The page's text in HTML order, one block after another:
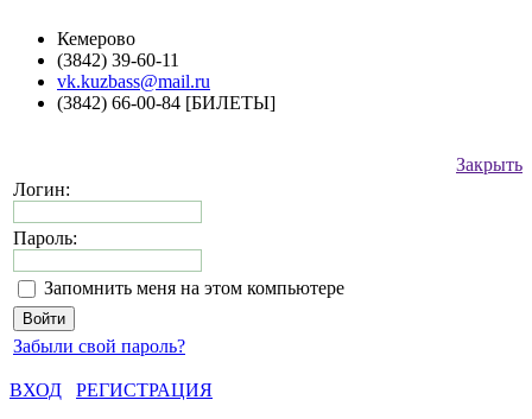
Кемерово
(3842) 39-60-11
vk.kuzbass@mail.ru
(3842) 66-00-84 [БИЛЕТЫ]
Закрыть
Логин:
Пароль:
Запомнить меня на этом компьютере
Забыли свой пароль?
ВХОД
РЕГИСТРАЦИЯ